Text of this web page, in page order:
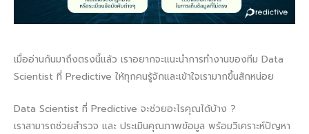
เมื่ออ่านกันมาถึงตรงนี้แล้ว เราอยากจะแนะนำการทำงานของทีม Data
Scientist ที่ Predictive ให้ทุกคนรู้จักและเข้าใจเรามากขึ้นสักหน่อย
Data Scientist ที่ Predictive จะช่วยอะไรคุณได้บ้าง ?
เราสามารถช่วยสำรวจ และ ประเมินคุณภาพข้อมูล พร้อมวิเคราะห์ปัญหา